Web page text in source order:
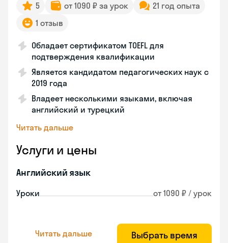
5 от 1090 ₽ за урок
21 год опыта
1 отзыв
Обладает сертификатом TOEFL для
подтверждения квалификации
Является кандидатом педагогических наук с
2019 года
Владеет несколькими языками, включая
английский и турецкий
Читать дальше
Услуги и цены
Английский язык
Уроки от 1090 ₽ / урок
Читать дальше Выбрать время